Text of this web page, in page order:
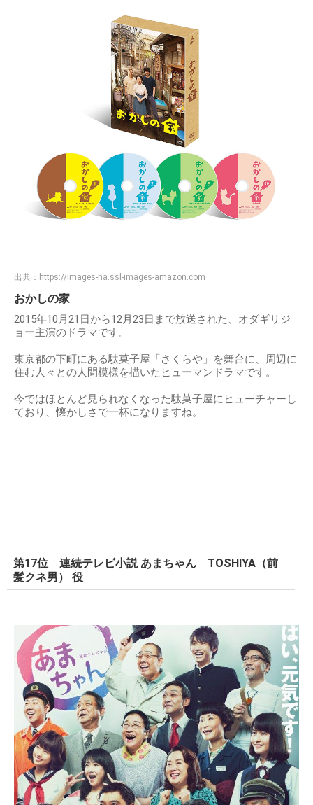
出典： https://images-na.ssl-images-amazon.com
おかしの家
2015年10月21日から12月23日まで放送された、オダギリジ
ョー主演のドラマです。
東京都の下町にある駄菓子屋「さくらや」を舞台に、周辺に
住む人々との人間模様を描いたヒューマンドラマです。
今ではほとんど見られなくなった駄菓子屋にヒューチャーし
ており、懐かしさで一杯になりますね。
第17位 連続テレビ小説 あまちゃん TOSHIYA（前
髪クネ男） 役